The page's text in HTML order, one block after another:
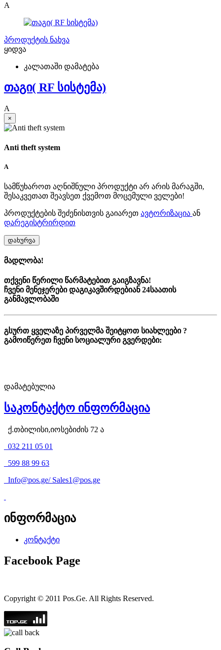
A
პროდუქტის ნახვა
ყიდვა
კალათაში დამატება
თაგი( RF სისტემა)
A
×
Anti theft system
A
სამწუხაროთ აღნიშნული პროდუქტი არ არის მარაგში,
შესაკვეთათ შეავსეთ ქვემოთ მოცემული ველები!
პროდუქტების შეძენისთვის გაიარეთ ავტორიზაცია ან
დარეგისტრირდით
დახურვა
მადლობა!
თქვენი წერილი წარმატებით გაიგზავნა!
ჩვენი მენეჯერები დაგიკავშირდებიან 24საათის
განმავლობაში
გსურთ ყველაზე პირველმა შეიტყოთ სიახლეები ?
გამოიწერეთ ჩვენი სოციალური გვერდები:
დამატებულია
საკონტაქტო ინფორმაცია
ქ.თბილისი,იოსებიძის 72 ა
032 211 05 01
599 88 99 63
Info@pos.ge/ Sales1@pos.ge
ინფორმაცია
კონტაქტი
Facebook Page
Copyright © 2011 Pos.Ge. All Rights Reserved.